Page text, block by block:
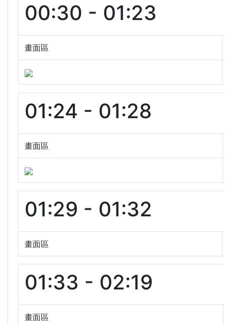
00:30 - 01:23
畫面區
01:24 - 01:28
畫面區
01:29 - 01:32
畫面區
01:33 - 02:19
畫面區